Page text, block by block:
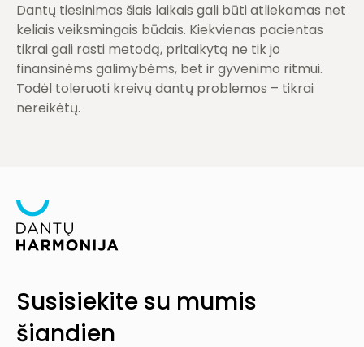
Dantų tiesinimas šiais laikais gali būti atliekamas net
keliais veiksmingais būdais. Kiekvienas pacientas
tikrai gali rasti metodą, pritaikytą ne tik jo
finansinėms galimybėms, bet ir gyvenimo ritmui.
Todėl toleruoti kreivų dantų problemos – tikrai
nereikėtų.
Susisiekite su mumis
šiandien
Šalia mūsų klinikos yra nemokama automobilių stovėjimo
aikštelė, kurią rasite prie pagrindinio įėjimo. Mokamas
parkavimo vietas
08:00 - 20:00 val.
Šeštadieniais